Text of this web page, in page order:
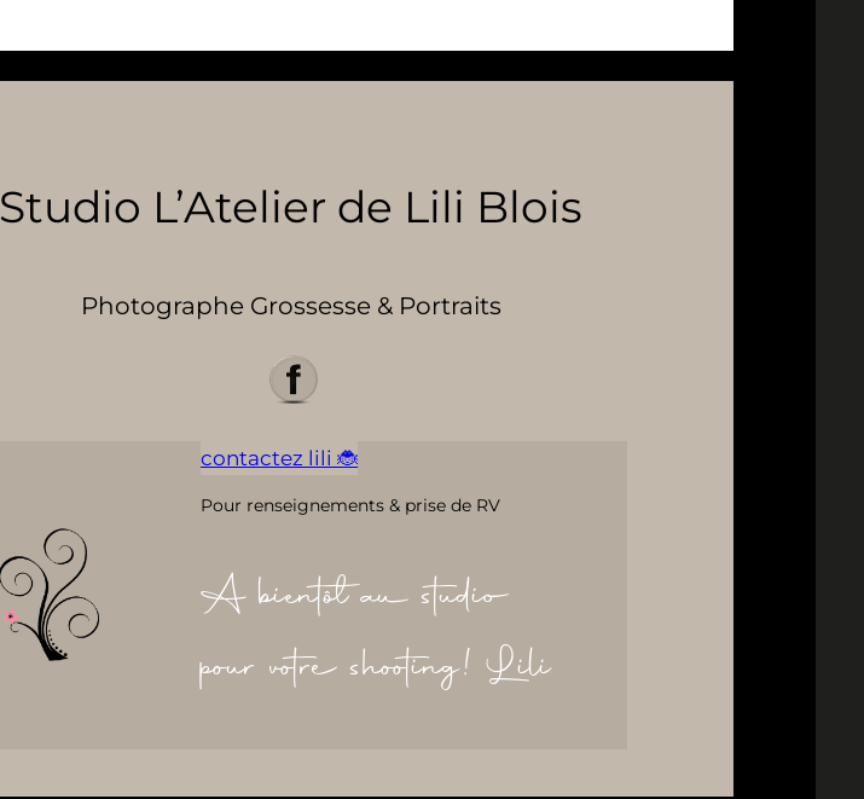
Studio L’Atelier de Lili Blois
Photographe Grossesse & Portraits
contactez lili 🐞
Pour renseignements & prise de RV
A bientôt au studio
pour votre shooting! Lili